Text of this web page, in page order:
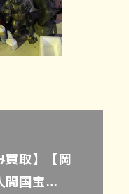
買取】【岡
国宝…